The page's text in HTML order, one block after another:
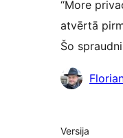
“More
atvērtā
Šo
Meta
Versija